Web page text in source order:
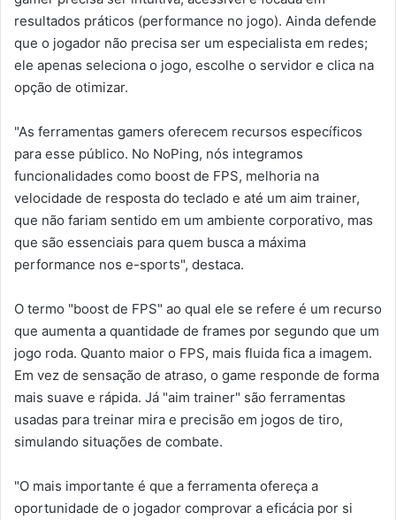
resultados práticos (performance no jogo). Ainda defende
que o jogador não precisa ser um especialista em redes;
ele apenas seleciona o jogo, escolhe o servidor e clica na
opção de otimizar.
"As ferramentas gamers oferecem recursos específicos
para esse público. No NoPing, nós integramos
funcionalidades como boost de FPS, melhoria na
velocidade de resposta do teclado e até um aim trainer,
que não fariam sentido em um ambiente corporativo, mas
que são essenciais para quem busca a máxima
performance nos e-sports", destaca.
O termo "boost de FPS" ao qual ele se refere é um recurso
que aumenta a quantidade de frames por segundo que um
jogo roda. Quanto maior o FPS, mais fluida fica a imagem.
Em vez de sensação de atraso, o game responde de forma
mais suave e rápida. Já "aim trainer" são ferramentas
usadas para treinar mira e precisão em jogos de tiro,
simulando situações de combate.
"O mais importante é que a ferramenta ofereça a
oportunidade de o jogador comprovar a eficácia por si